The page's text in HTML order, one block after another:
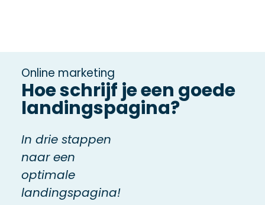
Online marketing
Hoe schrijf je een goede
landingspagina?
In drie stappen
naar een
optimale
landingspagina!